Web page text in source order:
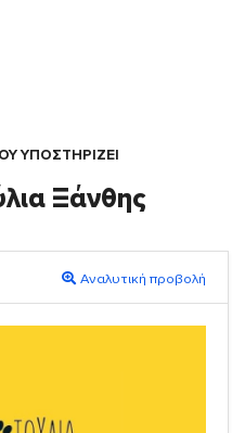
ΥΠΟΣΤΗΡΙΖΕΙ
Ξάνθης
Αναλυτική προβολή